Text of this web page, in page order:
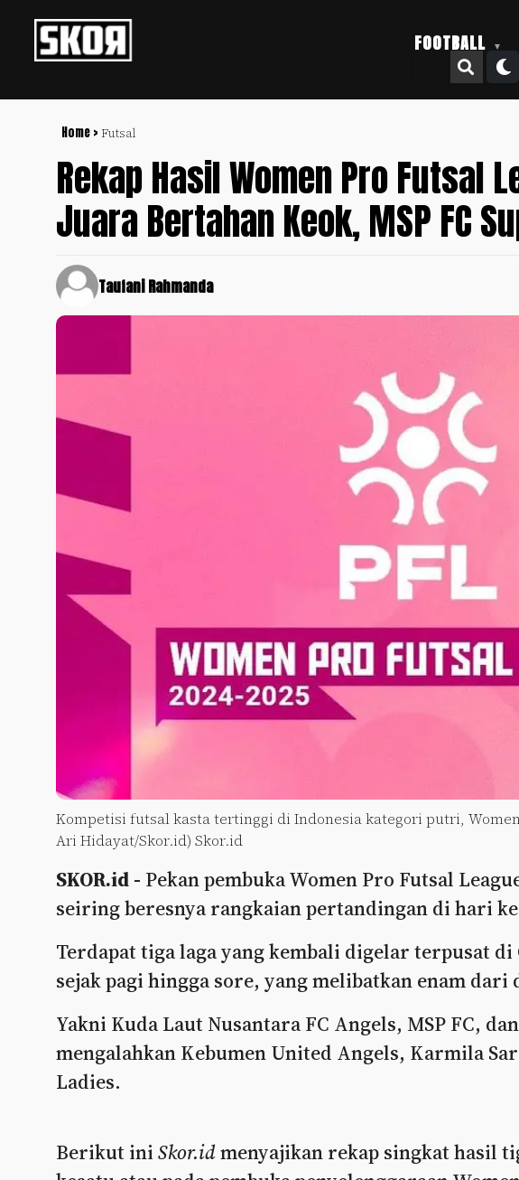
FOOTBALL
Home > Futsal
Rekap Hasil Women Pro Futsal
Juara Bertahan Keok, MSP FC
Taufani Rahmanda
Kompetisi futsal kasta tertinggi di Indonesia kategori putri, Women
Ari Hidayat/Skor.id) Skor.id
SKOR.id - Pekan pembuka Women Pro Futsal
seiring beresnya rangkaian pertandingan di hari
Terdapat tiga laga yang kembali digelar terpusat di
sejak pagi hingga sore, yang melibatkan enam dari
Yakni Kuda Laut Nusantara FC Angels, MSP FC,
mengalahkan Kebumen United Angels, Karmila
Ladies.
Berikut ini Skor.idmenyajikan rekap singkat hasil
Football +
Culture +
Sports
Update
+
Timnas
Indonesia
Policy
Pedoman
Pemberitaan
Siber
Disclaimer
Tentang
Kami